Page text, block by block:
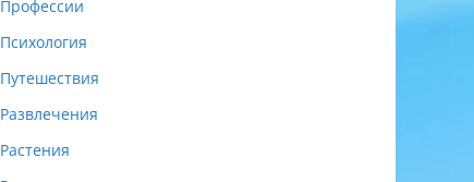
Профессии
Психология
Путешествия
Развлечения
Растения